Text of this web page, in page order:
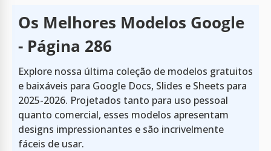
Os Melhores Modelos Google
- Página 286
Explore nossa última coleção de modelos gratuitos
e baixáveis para Google Docs, Slides e Sheets para
2025-2026. Projetados tanto para uso pessoal
quanto comercial, esses modelos apresentam
designs impressionantes e são incrivelmente
fáceis de usar.